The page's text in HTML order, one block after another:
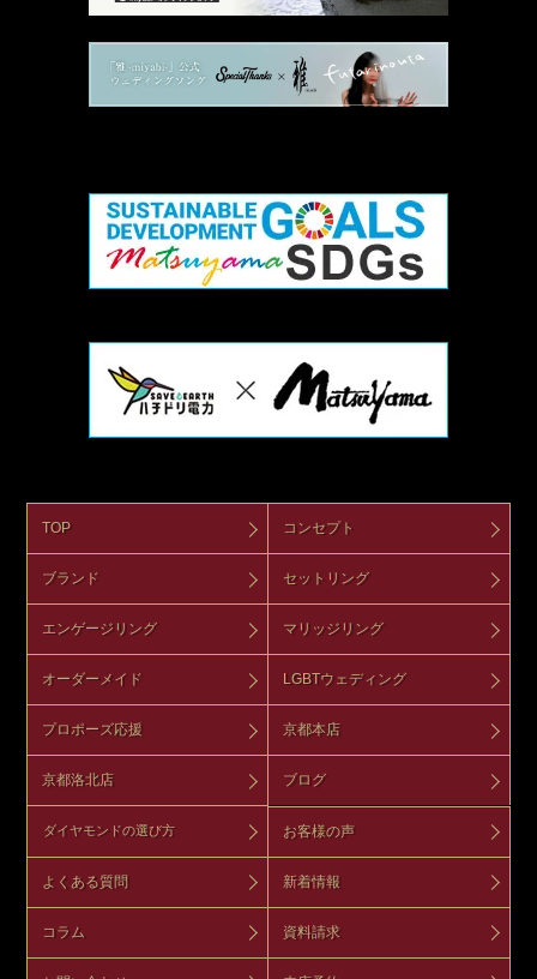
TOP コンセプト
ブランド セットリング
エンゲージリング マリッジリング
オーダーメイド LGBTウェディング
プロポーズ応援 京都本店
京都洛北店 ブログ
ダイヤモンドの選び方 お客様の声
よくある質問 新着情報
コラム 資料請求